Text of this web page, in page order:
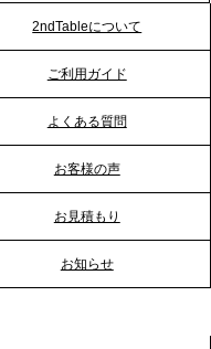
2ndTable「恵方
した
、社内コミュニケ
2ndTableについて
ご利用ガイド
よくある質問
お客様の声
お見積もり
お知らせ